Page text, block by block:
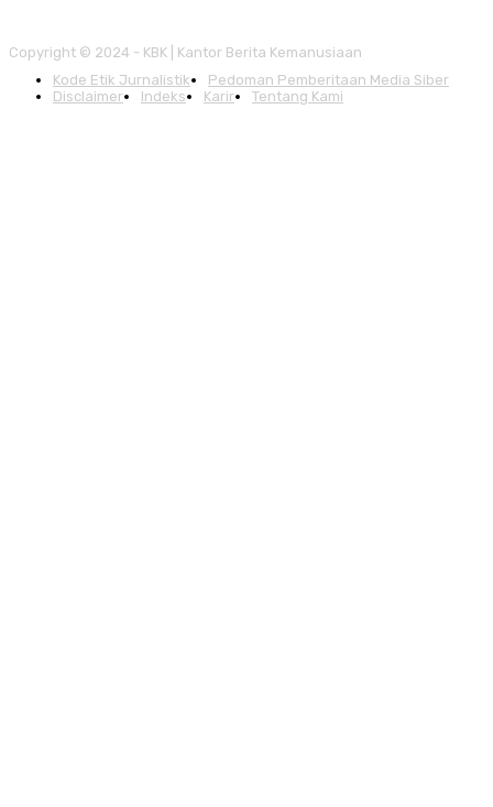
Copyright © 2024 - KBK | Kantor Berita Kemanusiaan
Kode Etik Jurnalistik
Pedoman Pemberitaan Media Siber
Disclaimer
Indeks Karir Tentang Kami